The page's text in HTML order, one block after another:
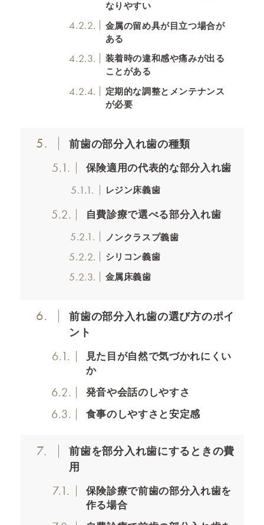
なりやすい
4.2.2.
金属の留め具が目立つ場合が
ある
4.2.3.
装着時の違和感や痛みが出る
ことがある
4.2.4.
定期的な調整とメンテナンス
が必要
5. 前歯の部分入れ歯の種類
5.1. 保険適用の代表的な部分入れ歯
5.1.1. レジン床義歯
5.2. 自費診療で選べる部分入れ歯
5.2.1. ノンクラスプ義歯
5.2.2. シリコン義歯
5.2.3. 金属床義歯
6.
前歯の部分入れ歯の選び方のポイ
ント
6.1.
見た目が自然で気づかれにくい
か
6.2. 発音や会話のしやすさ
6.3. 食事のしやすさと安定感
7.
前歯を部分入れ歯にするときの費
用
7.1.
保険診療で前歯の部分入れ歯を
作る場合